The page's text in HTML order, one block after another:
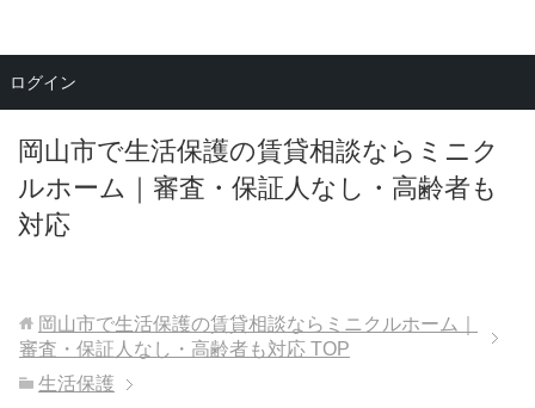
岡山市で生活保護の賃貸相談ならミニク
ルホーム｜審査・保証人なし・高齢者も
対応
メニュー
岡山市で生活保護の賃貸相談ならミニクルホーム｜
審査・保証人なし・高齢者も対応 TOP
生活保護
ログイン